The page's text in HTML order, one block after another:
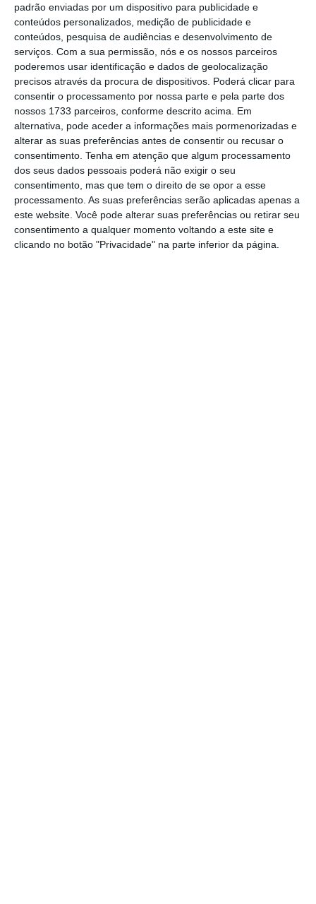
padrão enviadas por um dispositivo para publicidade e
conteúdos personalizados, medição de publicidade e
conteúdos, pesquisa de audiências e desenvolvimento de
serviços. Com a sua permissão, nós e os nossos parceiros
poderemos usar identificação e dados de geolocalização
precisos através da procura de dispositivos. Poderá clicar para
consentir o processamento por nossa parte e pela parte dos
nossos 1733 parceiros, conforme descrito acima. Em
alternativa, pode aceder a informações mais pormenorizadas e
alterar as suas preferências antes de consentir ou recusar o
consentimento. Tenha em atenção que algum processamento
dos seus dados pessoais poderá não exigir o seu
consentimento, mas que tem o direito de se opor a esse
processamento. As suas preferências serão aplicadas apenas a
este website. Você pode alterar suas preferências ou retirar seu
consentimento a qualquer momento voltando a este site e
clicando no botão "Privacidade" na parte inferior da página.
A história das leis de insolvência é
interessantíssima. Sobre este assunto, recomendo
o magnífico “Corporate Insolvency Law –
Perspectives and Principles” de Vanessa Finch e
David Milman (cuja terceira edição acaba de ser
publicada). Uma das primeiras iniciativas de acção
colectiva por parte de credores sobre devedores
remonta ao século XVI em Inglaterra. Foi então
que foi criada a primeira lei de insolvência
naquele país que, no entanto, não exonerava o
devedor da obrigação de pagar na totalidade
toda e qualquer dívida pendente. Mais tarde, no
século XVIII, são dados os primeiros passos no